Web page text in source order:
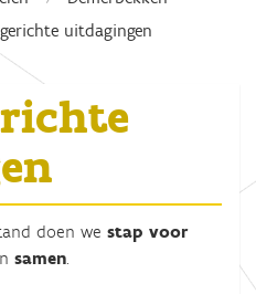
uitdagingen
doen we stap voor
samen